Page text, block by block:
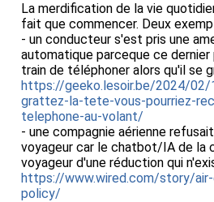
La merdification de la vie
fait que commencer. Deux
- un conducteur s'est pris une
automatique parceque ce
train de téléphoner alors qu'il se
https://geeko.lesoir.be/2024/02/
grattez-la-tete-vous-pourriez-
telephone-au-volant/
- une compagnie aérienne
voyageur car le chatbot/IA de la
voyageur d'une réduction qui
https://www.wired.com/story/
policy/